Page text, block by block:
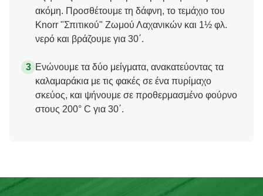
ακόμη. Προσθέτουμε τη δάφνη, το τεμάχιο του
Knorr "Σπιτικού" Ζωμού Λαχανικών και 1½ φλ.
νερό και βράζουμε για 30΄.
Ενώνουμε τα δύο μείγματα, ανακατεύοντας τα
καλαμαράκια με τις φακές σε ένα πυρίμαχο
σκεύος, και ψήνουμε σε προθερμασμένο φούρνο
στους 200° C για 30΄.